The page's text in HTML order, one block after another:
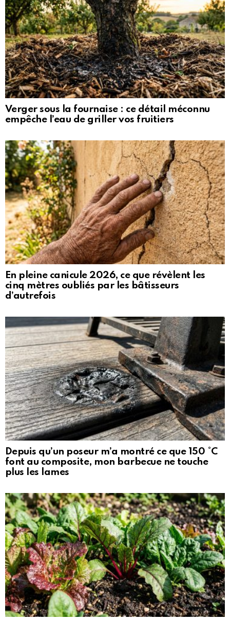
Verger sous la fournaise : ce détail méconnu
empêche l’eau de griller vos fruitiers
En pleine canicule 2026, ce que révèlent les
cinq mètres oubliés par les bâtisseurs
d’autrefois
Depuis qu’un poseur m’a montré ce que 150 °C
font au composite, mon barbecue ne touche
plus les lames